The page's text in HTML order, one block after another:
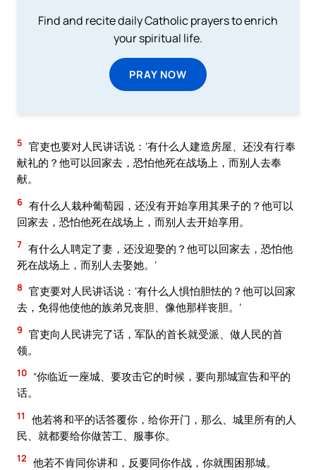
Find and recite daily Catholic prayers to enrich
your spiritual life.
PRAY NOW
5 官吏也要对人民讲话说：‘有什么人建造房屋、还没有行奉
献礼的？他可以回家去，恐怕他死在战场上，而别人去奉
献。
6 有什么人栽种葡萄园，还没有开始享用其果子的？他可以
回家去，恐怕他死在战场上，而别人去开始享用。
7 有什么人聘定了妻，还没迎娶的？他可以回家去，恐怕他
死在战场上，而别人去娶她。’
8 官吏要对人民讲话说：‘有什么人惧怕胆怯的？他可以回家
去，免得他使他的族弟兄丧胆、像他那样丧胆。’
9 官吏向人民讲完了话，军队的首长就受派、做人民的首
领。
10 “你临近一座城、要攻击它的时候，要向那城宣告和平的
话。
11
他若将和平的话答覆你，给你开门，那么、城里所有的人
民、就都要给你做苦工、服事你。
12 他若不肯同你讲和，反要同你作战，你就围困那城。